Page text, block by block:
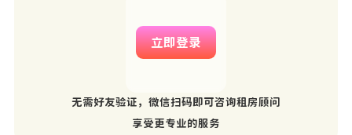
立即登录
无需好友验证，微信扫码即可咨询租房顾问
享受更专业的服务